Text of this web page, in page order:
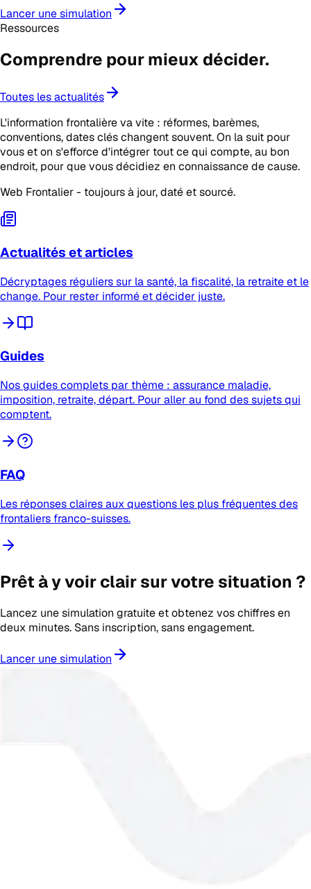
Lancer une simulation
Ressources
Comprendre pour mieux décider.
Toutes les actualités
L'information frontalière va vite : réformes, barèmes,
conventions, dates clés changent souvent. On la suit pour
vous et on s'efforce d'intégrer tout ce qui compte, au bon
endroit, pour que vous décidiez en connaissance de cause.
Web Frontalier - toujours à jour, daté et sourcé.
Actualités et articles
Décryptages réguliers sur la santé, la fiscalité, la retraite et le
change. Pour rester informé et décider juste.
Guides
Nos guides complets par thème : assurance maladie,
imposition, retraite, départ. Pour aller au fond des sujets qui
comptent.
FAQ
Les réponses claires aux questions les plus fréquentes des
frontaliers franco-suisses.
Prêt à y voir clair sur votre situation ?
Lancez une simulation gratuite et obtenez vos chiffres en
deux minutes. Sans inscription, sans engagement.
Lancer une simulation